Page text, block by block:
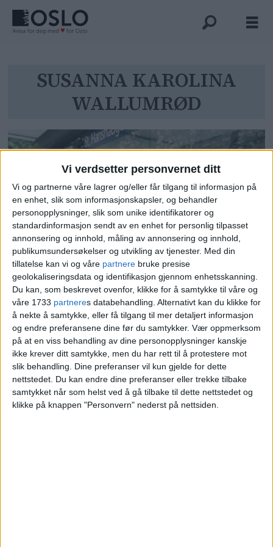
Vi verdsetter personvernet ditt
Vi og partnerne våre lagrer og/eller får tilgang til informasjon på
en enhet, slik som informasjonskapsler, og behandler
personopplysninger, slik som unike identifikatorer og
standardinformasjon sendt av en enhet for personlig tilpasset
annonsering og innhold, måling av annonsering og innhold,
publikumsundersøkelser og utvikling av tjenester. Med din
tillatelse kan vi og våre partnere bruke presise
geolokaliseringsdata og identifikasjon gjennom enhetsskanning.
Du kan, som beskrevet ovenfor, klikke for å samtykke til våre og
våre 1733 partneres databehandling. Alternativt kan du klikke for
å nekte å samtykke, eller få tilgang til mer detaljert informasjon
og endre preferansene dine før du samtykker. Vær oppmerksom
på at en viss behandling av dine personopplysninger kanskje
ikke krever ditt samtykke, men du har rett til å protestere mot
slik behandling. Dine preferanser vil kun gjelde for dette
nettstedet. Du kan endre dine preferanser eller trekke tilbake
samtykket når som helst ved å gå tilbake til dette nettstedet og
klikke på knappen "Personvern" nederst på nettsiden.
Tag:
susanna
karolina
wallumrød
SUSANNA KAROLINA
WALLUMRØD
– Det beste nabolaget i Oslo,
kaller artisten Susanna dette
området rundt Waldemar
Thranes gate